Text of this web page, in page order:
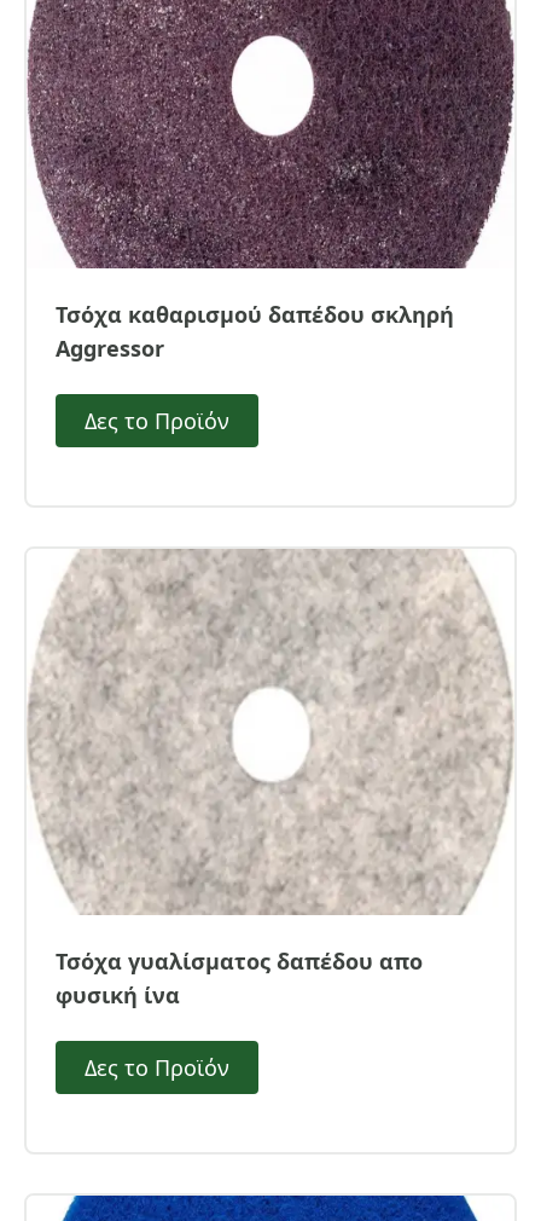
Τσόχα καθαρισμού δαπέδου σκληρή
Aggressor
Δες το Προϊόν
Τσόχα γυαλίσματος δαπέδου απο
φυσική ίνα
Δες το Προϊόν